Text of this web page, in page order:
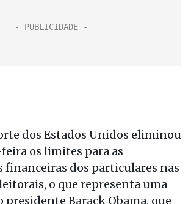
dos Estados Unidos eliminou
os limites para as
financeiras dos particulares nas
o que representa uma
presidente Barack Obama, que